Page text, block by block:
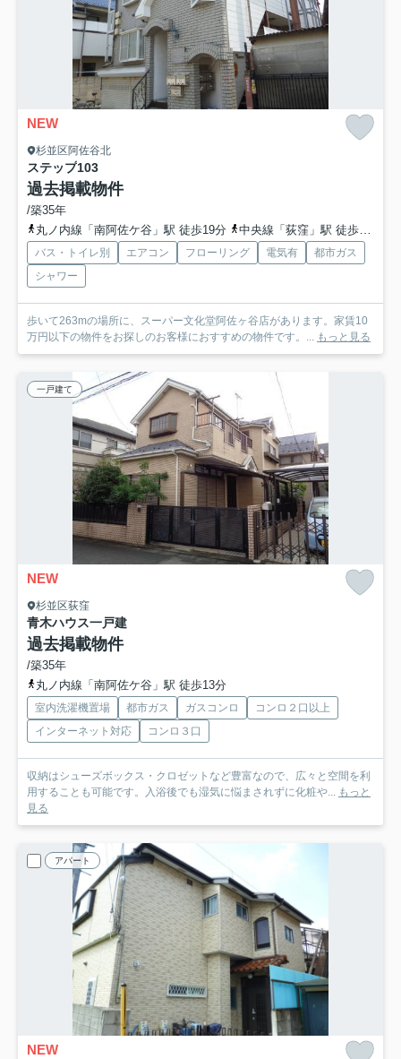
NEW
杉並区阿佐谷北
ステップ103
過去掲載物件
/築35年
丸ノ内線「南阿佐ケ谷」駅 徒歩19分
中央線「荻窪」駅 徒歩21分
バス・トイレ別 エアコン フローリング 電気有
都市ガス
シャワー
歩いて263mの場所に、スーパー文化堂阿佐ヶ谷店があります。家賃10
万円以下の物件をお探しのお客様におすすめの物件です。... もっと見る
一戸建て
NEW
杉並区荻窪
青木ハウス一戸建
過去掲載物件
/築35年
丸ノ内線「南阿佐ケ谷」駅 徒歩13分
室内洗濯機置場 都市ガス ガスコンロ
コンロ２口以上
インターネット対応
コンロ３口
収納はシューズボックス・クロゼットなど豊富なので、広々と空間を利
用することも可能です。入浴後でも湿気に悩まされずに化粧や... もっと
見る
アパート
NEW